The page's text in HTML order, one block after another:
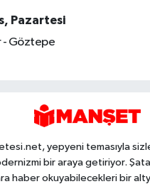
Pazartesi
- Göztepe
yepyeni temasıyla
bir araya getiriyor.
haber okuyabilecekleri bir